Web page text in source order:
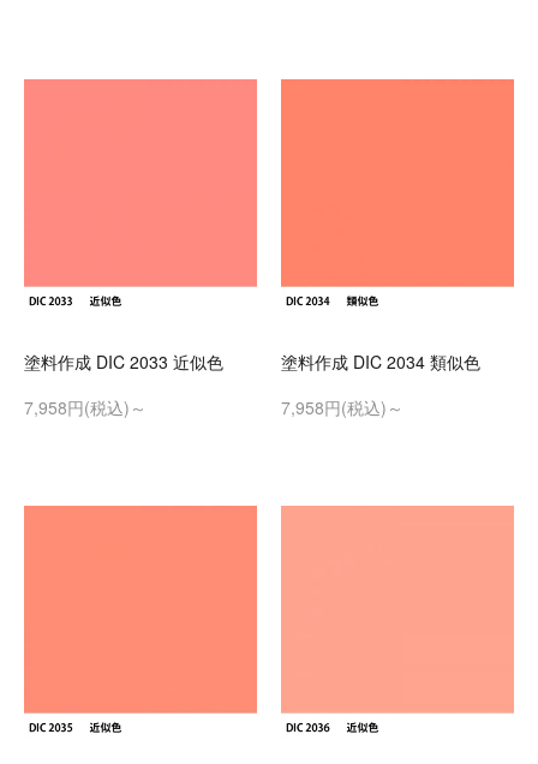
塗料作成 DIC 2033 近似色
7,958円(税込)～
塗料作成 DIC 2034 類似色
7,958円(税込)～